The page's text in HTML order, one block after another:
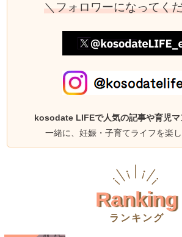
＼フォロワーになってく
kosodate LIFEで人気の記事や育児マ
一緒に、妊娠・子育てライフを楽
Ranking
ランキング